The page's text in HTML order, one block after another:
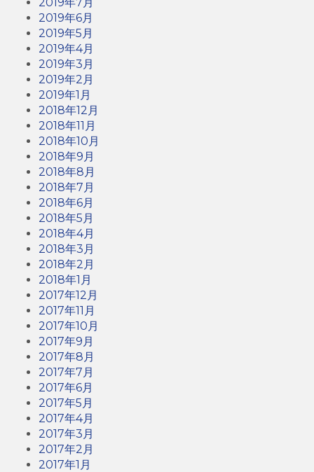
2019年6月
2019年5月
2019年4月
2019年3月
2019年2月
2019年1月
2018年12月
2018年11月
2018年10月
2018年9月
2018年8月
2018年7月
2018年6月
2018年5月
2018年4月
2018年3月
2018年2月
2018年1月
2017年12月
2017年11月
2017年10月
2017年9月
2017年8月
2017年7月
2017年6月
2017年5月
2017年4月
2017年3月
2017年2月
2017年1月